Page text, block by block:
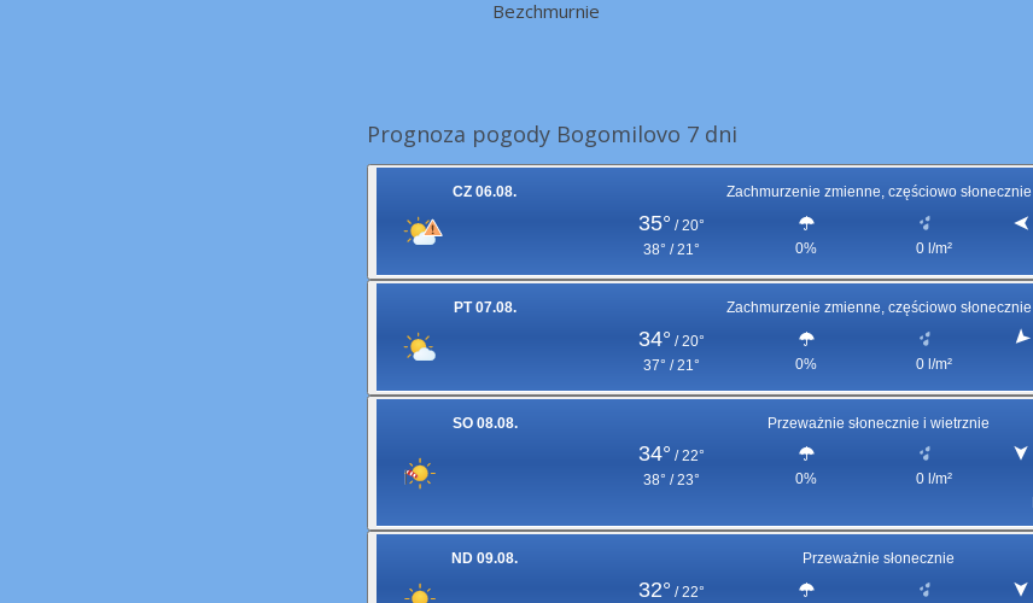
Bezchmurnie
Prognoza pogody Bogomilovo 7 dni
CZ 06.08. Zachmurzenie zmienne, częściowo słonecznie
35° / 20°
38° / 21°
0% 0 l/m²
PT 07.08. Zachmurzenie zmienne, częściowo słonecznie
34° / 20°
37° / 21°
0% 0 l/m²
SO 08.08. Przeważnie słonecznie i wietrznie
34° / 22°
38° / 23°
0% 0 l/m²
ND 09.08. Przeważnie słonecznie
32° / 22°